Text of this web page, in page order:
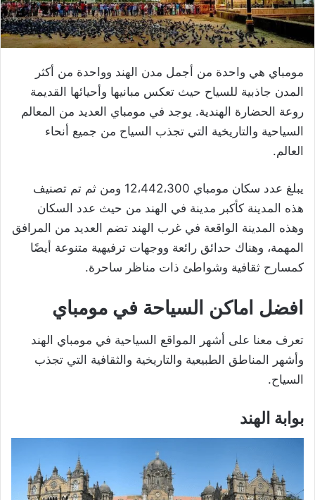
مومباي هي واحدة من أجمل مدن الهند وواحدة من أكثر
المدن جاذبية للسياح حيث تعكس مبانيها وأحيائها القديمة
روعة الحضارة الهندية. يوجد في مومباي العديد من المعالم
السياحية والتاريخية التي تجذب السياح من جميع أنحاء
العالم.
يبلغ عدد سكان مومباي 12،442،300 ومن ثم تم تصنيف
هذه المدينة كأكبر مدينة في الهند من حيث عدد السكان
وهذه المدينة الواقعة في غرب الهند تضم العديد من المرافق
المهمة، وهناك حدائق رائعة ووجهات ترفيهية متنوعة أيضًا
كمسارح ثقافية وشواطئ ذات مناظر ساحرة.
افضل اماكن السياحة في مومباي
تعرف معنا على أشهر المواقع السياحية في مومباي الهند
وأشهر المناطق الطبيعية والتاريخية والثقافية التي تجذب
السياح.
بوابة الهند